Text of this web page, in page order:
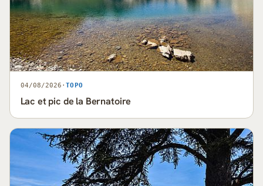
04/08/2026 · TOPO
Lac et pic de la Bernatoire